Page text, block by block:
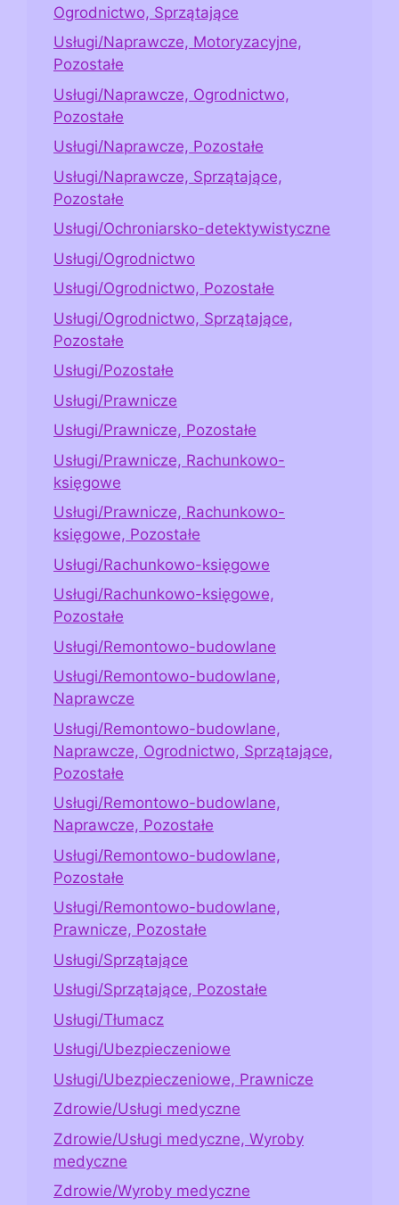
Ogrodnictwo, Sprzątające
Usługi/Naprawcze, Motoryzacyjne,
Pozostałe
Usługi/Naprawcze, Ogrodnictwo,
Pozostałe
Usługi/Naprawcze, Pozostałe
Usługi/Naprawcze, Sprzątające,
Pozostałe
Usługi/Ochroniarsko-detektywistyczne
Usługi/Ogrodnictwo
Usługi/Ogrodnictwo, Pozostałe
Usługi/Ogrodnictwo, Sprzątające,
Pozostałe
Usługi/Pozostałe
Usługi/Prawnicze
Usługi/Prawnicze, Pozostałe
Usługi/Prawnicze, Rachunkowo-
księgowe
Usługi/Prawnicze, Rachunkowo-
księgowe, Pozostałe
Usługi/Rachunkowo-księgowe
Usługi/Rachunkowo-księgowe,
Pozostałe
Usługi/Remontowo-budowlane
Usługi/Remontowo-budowlane,
Naprawcze
Usługi/Remontowo-budowlane,
Naprawcze, Ogrodnictwo, Sprzątające,
Pozostałe
Usługi/Remontowo-budowlane,
Naprawcze, Pozostałe
Usługi/Remontowo-budowlane,
Pozostałe
Usługi/Remontowo-budowlane,
Prawnicze, Pozostałe
Usługi/Sprzątające
Usługi/Sprzątające, Pozostałe
Usługi/Tłumacz
Usługi/Ubezpieczeniowe
Usługi/Ubezpieczeniowe, Prawnicze
Zdrowie/Usługi medyczne
Zdrowie/Usługi medyczne, Wyroby
medyczne
Zdrowie/Wyroby medyczne